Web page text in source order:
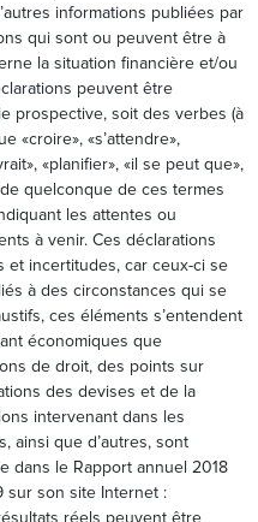
informations publiées par
qui sont ou peuvent être à
la situation financière et/ou
peuvent être
prospective, soit des verbes (à
«croire», «s’attendre»,
«planifier», «il se peut que»,
quelconque de ces termes
les attentes ou
à venir. Ces déclarations
et incertitudes, car ceux-ci se
à des circonstances qui se
ces éléments s’entendent
économiques que
de droit, des points sur
des devises et de la
intervenant dans les
ainsi que d’autres, sont
dans le Rapport annuel 2018
sur son site Internet :
réels peuvent être